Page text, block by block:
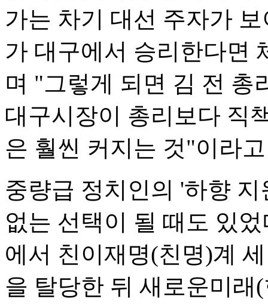
가는 차기 대선 주자가
가 대구에서 승리한다면
며 "그렇게 되면 김 전 총
대구시장이 총리보다 직
은 훨씬 커지는 것"이라
중량급 정치인의 '하향
없는 선택이 될 때도 있
에서 친이재명(친명)계
을 탈당한 뒤 새로운미래